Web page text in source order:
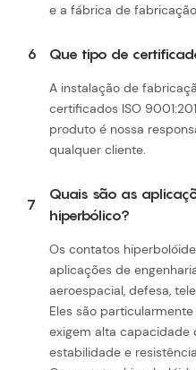
e a fábrica de
6 Que tipo de
A instalação de
certificados ISO
produto é nossa
qualquer cliente.
7
Quais são as
hiperbólico?
Os contatos
aplicações de
aeroespacial, defesa,
Eles são
exigem alta capacidade
estabilidade e